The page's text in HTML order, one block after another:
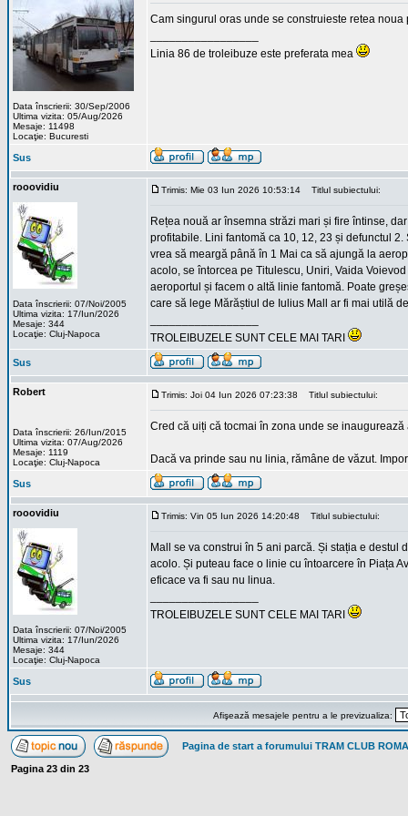
Data înscrierii: 30/Sep/2006
Ultima vizita: 05/Aug/2026
Mesaje: 11498
Locaţie: Bucuresti
Cam singurul oras unde se construieste retea noua
Linia 86 de troleibuze este preferata mea
Sus
rooovidiu
Data înscrierii: 07/Noi/2005
Ultima vizita: 17/Iun/2026
Mesaje: 344
Locaţie: Cluj-Napoca
Trimis: Mie 03 Iun 2026 10:53:14 Titlul subiectului:
Rețea nouă ar însemna străzi mari și fire întinse,
profitabile. Lini fantomă ca 10, 12, 23 și defunctul
vrea să meargă până în 1 Mai ca să ajungă la
acolo, se întorcea pe Titulescu, Uniri, Vaida
aeroportul și facem o altă linie fantomă. Poate
care să lege Mărăștiul de Iulius Mall ar fi mai utilă
TROLEIBUZELE SUNT CELE MAI TARI
Sus
Robert
Data înscrierii: 26/Iun/2015
Ultima vizita: 07/Aug/2026
Mesaje: 1119
Locaţie: Cluj-Napoca
Trimis: Joi 04 Iun 2026 07:23:38 Titlul subiectului:
Cred că uiți că tocmai în zona unde se
Dacă va prinde sau nu linia, rămâne de văzut.
Sus
rooovidiu
Data înscrierii: 07/Noi/2005
Ultima vizita: 17/Iun/2026
Mesaje: 344
Locaţie: Cluj-Napoca
Trimis: Vin 05 Iun 2026 14:20:48 Titlul subiectului:
Mall se va construi în 5 ani parcă. Și stația e
acolo. Și puteau face o linie cu întoarcere în Piața
eficace va fi sau nu linua.
TROLEIBUZELE SUNT CELE MAI TARI
Sus
Afişează mesajele pentru a le previzualiza:
Pagina de start a forumului TRAM CLUB
Pagina 23 din 23